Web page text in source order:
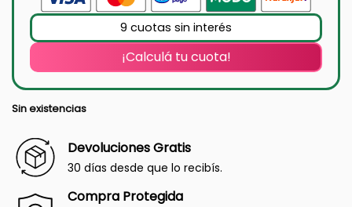
9 cuotas sin interés
¡Calculá tu cuota!
Sin existencias
Devoluciones Gratis
30 días desde que lo recibís.
Compra Protegida